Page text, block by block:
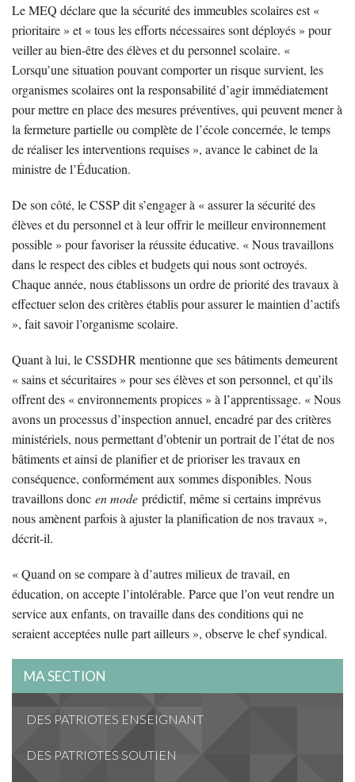
Le MEQ déclare que la sécurité des immeubles scolaires est «
prioritaire » et « tous les efforts nécessaires sont déployés » pour
veiller au bien-être des élèves et du personnel scolaire. «
Lorsqu’une situation pouvant comporter un risque survient, les
organismes scolaires ont la responsabilité d’agir immédiatement
pour mettre en place des mesures préventives, qui peuvent mener à
la fermeture partielle ou complète de l’école concernée, le temps
de réaliser les interventions requises », avance le cabinet de la
ministre de l’Éducation.
De son côté, le CSSP dit s’engager à « assurer la sécurité des
élèves et du personnel et à leur offrir le meilleur environnement
possible » pour favoriser la réussite éducative. « Nous travaillons
dans le respect des cibles et budgets qui nous sont octroyés.
Chaque année, nous établissons un ordre de priorité des travaux à
effectuer selon des critères établis pour assurer le maintien d’actifs
», fait savoir l’organisme scolaire.
Quant à lui, le CSSDHR mentionne que ses bâtiments demeurent
« sains et sécuritaires » pour ses élèves et son personnel, et qu’ils
offrent des « environnements propices » à l’apprentissage. « Nous
avons un processus d’inspection annuel, encadré par des critères
ministériels, nous permettant d’obtenir un portrait de l’état de nos
bâtiments et ainsi de planifier et de prioriser les travaux en
conséquence, conformément aux sommes disponibles. Nous
travaillons donc en mode prédictif, même si certains imprévus
nous amènent parfois à ajuster la planification de nos travaux »,
décrit-il.
« Quand on se compare à d’autres milieux de travail, en
éducation, on accepte l’intolérable. Parce que l’on veut rendre un
service aux enfants, on travaille dans des conditions qui ne
seraient acceptées nulle part ailleurs », observe le chef syndical.
MA SECTION
DES PATRIOTES ENSEIGNANT
DES PATRIOTES SOUTIEN